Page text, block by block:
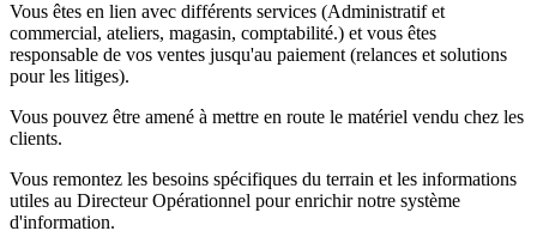
Vous êtes en lien avec différents services (Administratif et
commercial, ateliers, magasin, comptabilité.) et vous êtes
responsable de vos ventes jusqu'au paiement (relances et solutions
pour les litiges).
Vous pouvez être amené à mettre en route le matériel vendu chez les
clients.
Vous remontez les besoins spécifiques du terrain et les informations
utiles au Directeur Opérationnel pour enrichir notre système
d'information.